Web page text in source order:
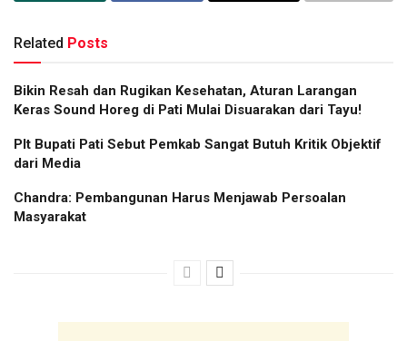
Related Posts
Bikin Resah dan Rugikan Kesehatan, Aturan Larangan
Keras Sound Horeg di Pati Mulai Disuarakan dari Tayu!
Plt Bupati Pati Sebut Pemkab Sangat Butuh Kritik Objektif
dari Media
Chandra: Pembangunan Harus Menjawab Persoalan
Masyarakat